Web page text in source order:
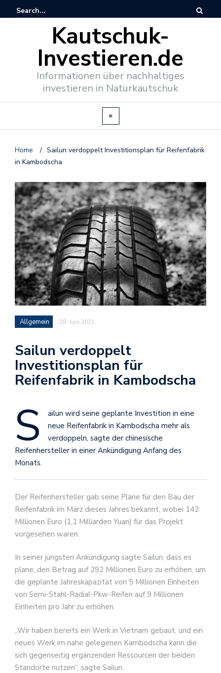
Kautschuk-
Investieren.de
Informationen über nachhaltiges
investieren in Naturkautschuk
Home / Sailun verdoppelt Investitionsplan für Reifenfabrik
in Kambodscha
Allgemein 28. Juni 2021
Sailun verdoppelt
Investitionsplan für
Reifenfabrik in Kambodscha
S
ailun wird seine geplante Investition in eine
neue Reifenfabrik in Kambodscha mehr als
verdoppeln, sagte der chinesische
Reifenhersteller in einer Ankündigung Anfang des
Monats.
Der Reifenhersteller gab seine Pläne für den Bau der
Reifenfabrik im März dieses Jahres bekannt, wobei 142
Millionen Euro (1,1 Milliarden Yuan) für das Projekt
vorgesehen waren.
In seiner jüngsten Ankündigung sagte Sailun, dass es
plane, den Betrag auf 292 Millionen Euro zu erhöhen, um
die geplante Jahreskapazität von 5 Millionen Einheiten
von Semi-Stahl-Radial-Pkw-Reifen auf 9 Millionen
Einheiten pro Jahr zu erhöhen.
„Wir haben bereits ein Werk in Vietnam gebaut, und ein
neues Werk im nahe gelegenen Kambodscha kann die
sich gegenseitig ergänzenden Ressourcen der beiden
Standorte nutzen“, sagte Sailun.